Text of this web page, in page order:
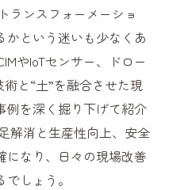
ランスフォーメーショ
かという迷いも少なくあ
やIoTセンサー、ドロー
と“土”を融合させた現
例を深く掘り下げて紹介
解消と生産性向上、安全
になり、日々の現場改善
しょう。